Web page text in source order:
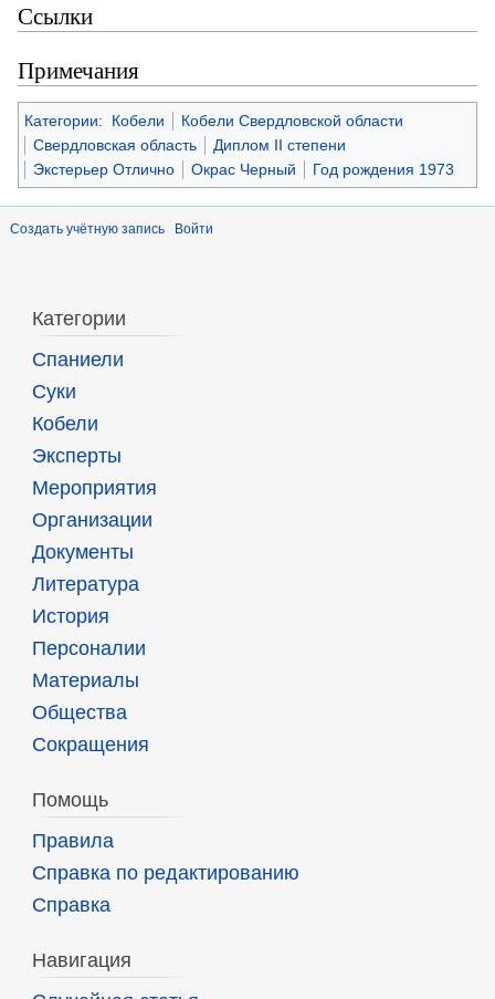
Ссылки
Примечания
Категории: Кобели
Кобели Свердловской области
Свердловская область
Диплом II степени
Экстерьер Отлично
Окрас Черный Год рождения 1973
Создать учётную запись Войти
Категории
Спаниели
Суки
Кобели
Эксперты
Мероприятия
Организации
Документы
Литература
История
Персоналии
Материалы
Общества
Сокращения
Помощь
Правила
Справка по редактированию
Справка
Навигация